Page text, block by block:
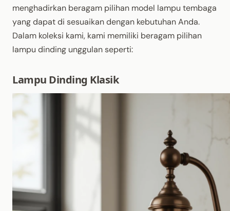
menghadirkan beragam pilihan model lampu tembaga
yang dapat di sesuaikan dengan kebutuhan Anda.
Dalam koleksi kami, kami memiliki beragam pilihan
lampu dinding unggulan seperti:
Lampu Dinding Klasik